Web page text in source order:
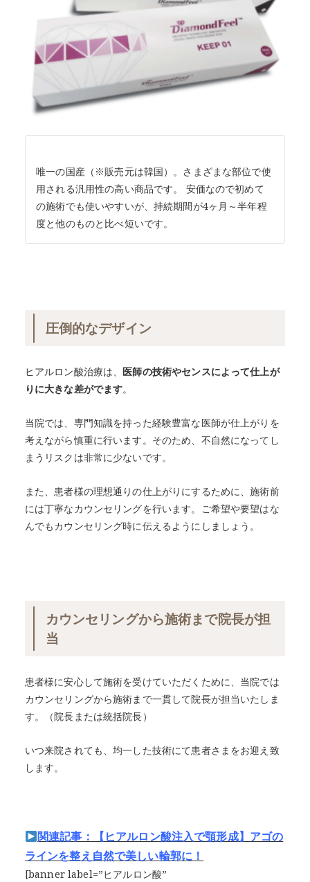
唯一の国産（※販売元は韓国）。さまざまな部位で使
用される汎用性の高い商品です。 安価なので初めて
の施術でも使いやすいが、持続期間が4ヶ月～半年程
度と他のものと比べ短いです。
圧倒的なデザイン
ヒアルロン酸治療は、 医師の技術やセンスによって仕上が
りに大きな差がでます。
当院では、専門知識を持った経験豊富な医師が仕上がりを
考えながら慎重に行います。そのため、不自然になってし
まうリスクは非常に少ないです。
また、患者様の理想通りの仕上がりにするために、施術前
には丁寧なカウンセリングを行います。ご希望や要望はな
んでもカウンセリング時に伝えるようにしましょう。
カウンセリングから施術まで院長が担
当
患者様に安心して施術を受けていただくために、当院では
カウンセリングから施術まで一貫して院長が担当いたしま
す。（院長または統括院長）
いつ来院されても、均一した技術にて患者さまをお迎え致
します。
関連記事：【ヒアルロン酸注入で顎形成】アゴの
ラインを整え自然で美しい輪郭に！
[banner label=”ヒアルロン酸”